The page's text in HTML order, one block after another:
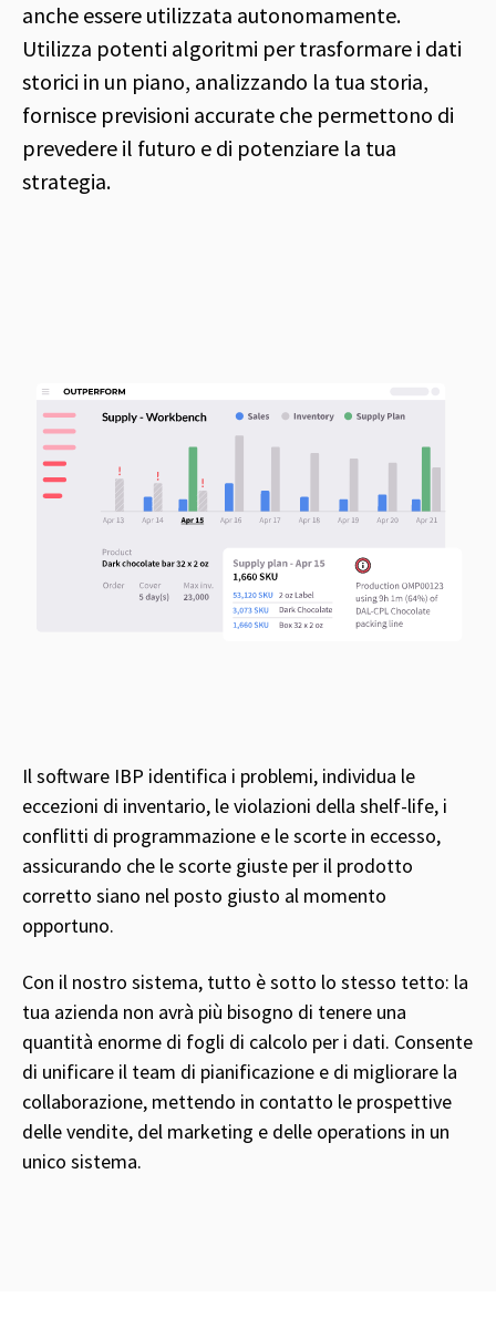
anche essere utilizzata autonomamente.
Utilizza potenti algoritmi per trasformare i dati
storici in un piano, analizzando la tua storia,
fornisce previsioni accurate che permettono di
prevedere il futuro e di potenziare la tua
strategia.
Il software IBP identifica i problemi, individua le
eccezioni di inventario, le violazioni della shelf-life, i
conflitti di programmazione e le scorte in eccesso,
assicurando che le scorte giuste per il prodotto
corretto siano nel posto giusto al momento
opportuno.
Con il nostro sistema, tutto è sotto lo stesso tetto: la
tua azienda non avrà più bisogno di tenere una
quantità enorme di fogli di calcolo per i dati. Consente
di unificare il team di pianificazione e di migliorare la
collaborazione, mettendo in contatto le prospettive
delle vendite, del marketing e delle operations in un
unico sistema.